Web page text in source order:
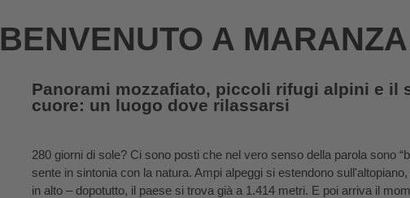
BENVENUTO A MARANZA
Panorami mozzafiato, piccoli rifugi alpini e il
cuore: un luogo dove rilassarsi
280 giorni di sole? Ci sono posti che nel vero senso della parola sono
sente in sintonia con la natura. Ampi alpeggi si estendono
in alto – dopotutto, il paese si trova già a 1.414 metri. E poi arriva il